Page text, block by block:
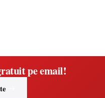
pe email!